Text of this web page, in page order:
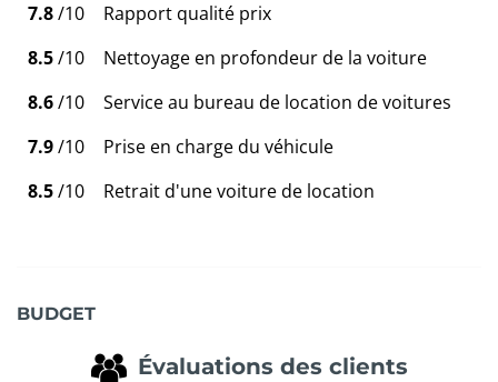
7.8/10
Rapport qualité prix
8.5/10
Nettoyage en profondeur de la voiture
8.6/10
Service au bureau de location de voitures
7.9/10
Prise en charge du véhicule
8.5/10 Retrait d'une voiture de location
BUDGET
Évaluations des clients